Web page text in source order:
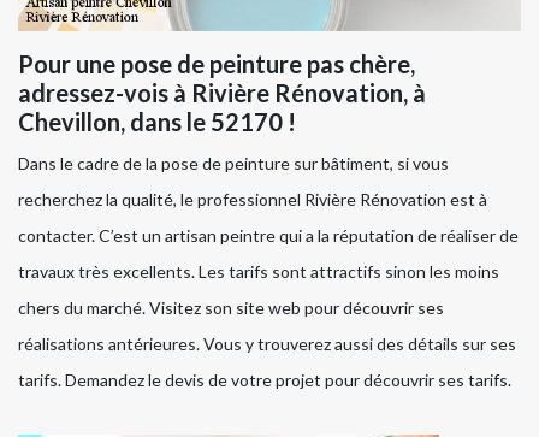
Pour une pose de peinture pas chère,
adressez-vois à Rivière Rénovation, à
Chevillon, dans le 52170 !
Dans le cadre de la pose de peinture sur bâtiment, si vous
recherchez la qualité, le professionnel Rivière Rénovation est à
contacter. C’est un artisan peintre qui a la réputation de réaliser de
travaux très excellents. Les tarifs sont attractifs sinon les moins
chers du marché. Visitez son site web pour découvrir ses
réalisations antérieures. Vous y trouverez aussi des détails sur ses
tarifs. Demandez le devis de votre projet pour découvrir ses tarifs.